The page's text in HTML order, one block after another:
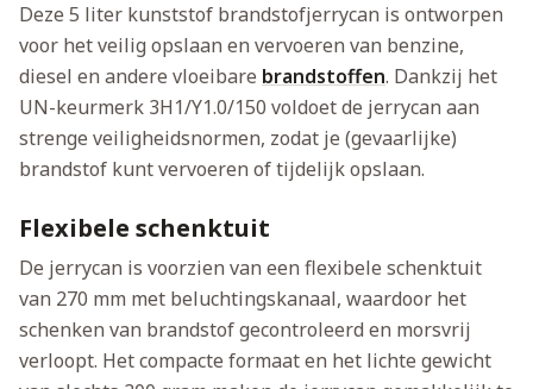
Deze 5 liter kunststof brandstofjerrycan is ontworpen
voor het veilig opslaan en vervoeren van benzine,
diesel en andere vloeibare brandstoffen. Dankzij het
UN-keurmerk 3H1/Y1.0/150 voldoet de jerrycan aan
strenge veiligheidsnormen, zodat je (gevaarlijke)
brandstof kunt vervoeren of tijdelijk opslaan.
Flexibele schenktuit
De jerrycan is voorzien van een flexibele schenktuit
van 270 mm met beluchtingskanaal, waardoor het
schenken van brandstof gecontroleerd en morsvrij
verloopt. Het compacte formaat en het lichte gewicht